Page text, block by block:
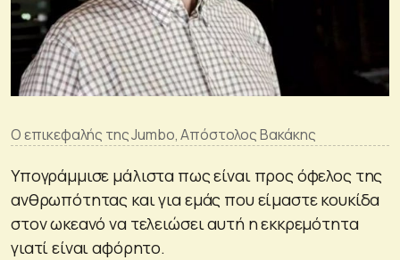
Ο επικεφαλής της Jumbo, Απόστολος Βακάκης
Υπογράμμισε μάλιστα πως είναι προς όφελος της
ανθρωπότητας και για εμάς που είμαστε κουκίδα
στον ωκεανό να τελειώσει αυτή η εκκρεμότητα
γιατί είναι αφόρητο.